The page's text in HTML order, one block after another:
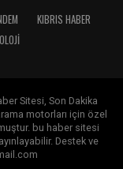
KIBRIS HABER
Sitesi, Son Dakika
motorları için özel
bu haber sitesi
Destek ve